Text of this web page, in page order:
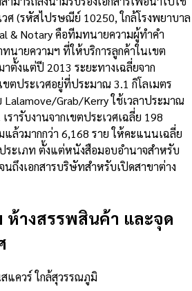
ศ (รหัสไปรษณีย์ 10250, ใกล้โรงพยาบาล
& Notary คือทีมทนายความผู้ทำคำ
นายความฯ ที่ให้บริการลูกค้าในเขต
ตั้งแต่ปี 2013 ระยะทางเฉลี่ยจาก
ตประเวศอยู่ที่ประมาณ 3.1 กิโลเมตร
Lalamove/Grab/Kerry ใช้เวลาประมาณ
รารับงานจากเขตประเวศเฉลี่ย 198
แล้วมากกว่า 6,168 ราย ให้คะแนนเฉลี่ย
ระเภท ตั้งแต่หนังสือมอบอำนาจสำหรับ
นถึงเอกสารบริษัทสำหรับเปิดสาขาต่าง
ห้างสรรพสินค้า และจุด
แควร์ ใกล้สุวรรณภูมิ